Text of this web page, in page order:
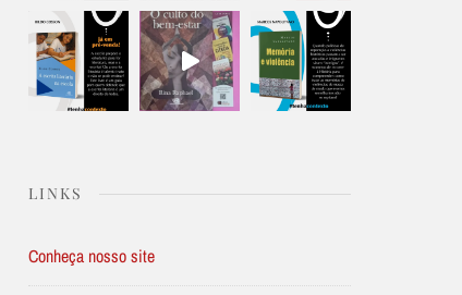
LINKS
Conheça nosso site